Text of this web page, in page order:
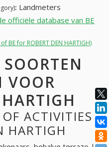
: Landmeters
officiële database van BE
for ROBERT DEN HARTIGH)
VOOR
ACTIVITIES
HARTIGH